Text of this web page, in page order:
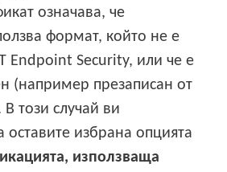
означава, че
формат, който не е
Endpoint Security, или че е
(например презаписан от
този случай ви
избрана опцията
използваща